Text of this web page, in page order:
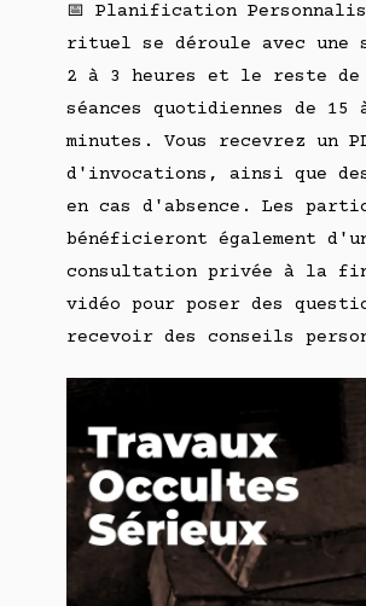
📅 Planification
rituel se déroule avec une
2 à 3 heures et le reste
séances quotidiennes de 15
minutes. Vous recevrez un
d'invocations, ainsi que
en cas d'absence. Les
bénéficieront également
consultation privée à la
vidéo pour poser des
recevoir des conseils